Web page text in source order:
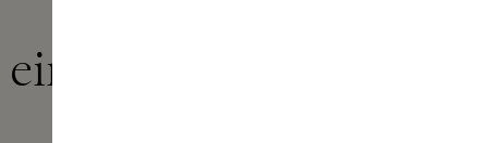
Wellness-